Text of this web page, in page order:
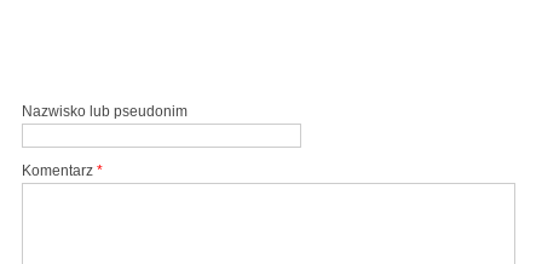
Nazwisko lub pseudonim
Komentarz *